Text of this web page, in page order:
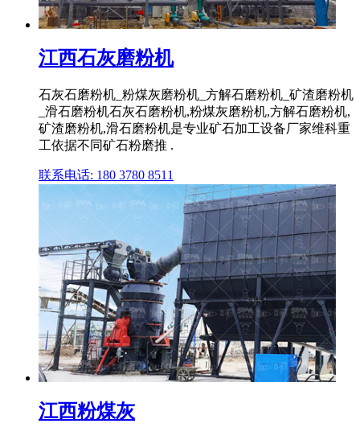
江西石灰磨粉机
石灰石磨粉机_粉煤灰磨粉机_方解石磨粉机_矿渣磨粉机
_滑石磨粉机石灰石磨粉机,粉煤灰磨粉机,方解石磨粉机,
矿渣磨粉机,滑石磨粉机是专业矿石加工设备厂家维科重
工依据不同矿石粉磨推 .
联系电话: 180 3780 8511
江西粉煤灰